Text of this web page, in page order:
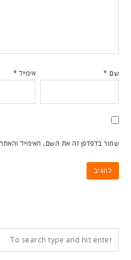
שם * אימייל *
שמור בדפדפן זה את השם, האימייל